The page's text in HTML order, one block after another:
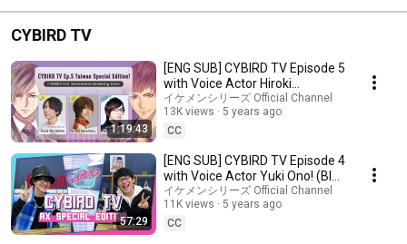
CYBIRD TV
1:19:43
[ENG SUB] CYBIRD TV Episode 5
with Voice Actor Hiroki
Yasumoto!
イケメンシリーズ Official Channel
13K views
5 years ago
CC
57:29
[ENG SUB] CYBIRD TV Episode 4
with Voice Actor Yuki Ono! (BIG
Announcement!)
イケメンシリーズ Official Channel
11K views
5 years ago
CC